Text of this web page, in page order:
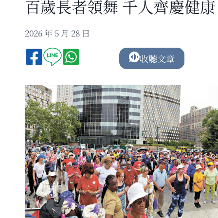
百歲長者領舞 千人齊慶健
2026 年 5 月 28 日
收聽文章